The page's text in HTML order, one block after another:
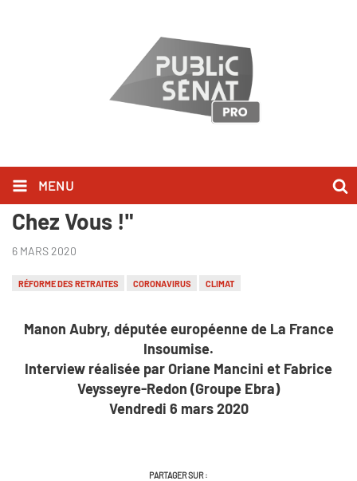
MENU
Manon Aubry l'a dit dans "Bonjour
Chez Vous !"
6 MARS 2020
RÉFORME DES RETRAITES CORONAVIRUS CLIMAT
Manon Aubry, députée européenne de La France
Insoumise.
Interview réalisée par Oriane Mancini et Fabrice
Veysseyre-Redon (Groupe Ebra)
Vendredi 6 mars 2020
PARTAGER SUR :